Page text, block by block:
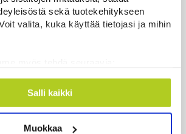
sekä tuotekehitykseen
valita, kuka käyttää tietojasi ja mihin
maantieteellisestä sijainnistasi,
muutaman metrin tarkkuudella
aktiivisesti (sormenjäljen
Salli kaikki
Muokkaa
Perussuomalaiset nousi,